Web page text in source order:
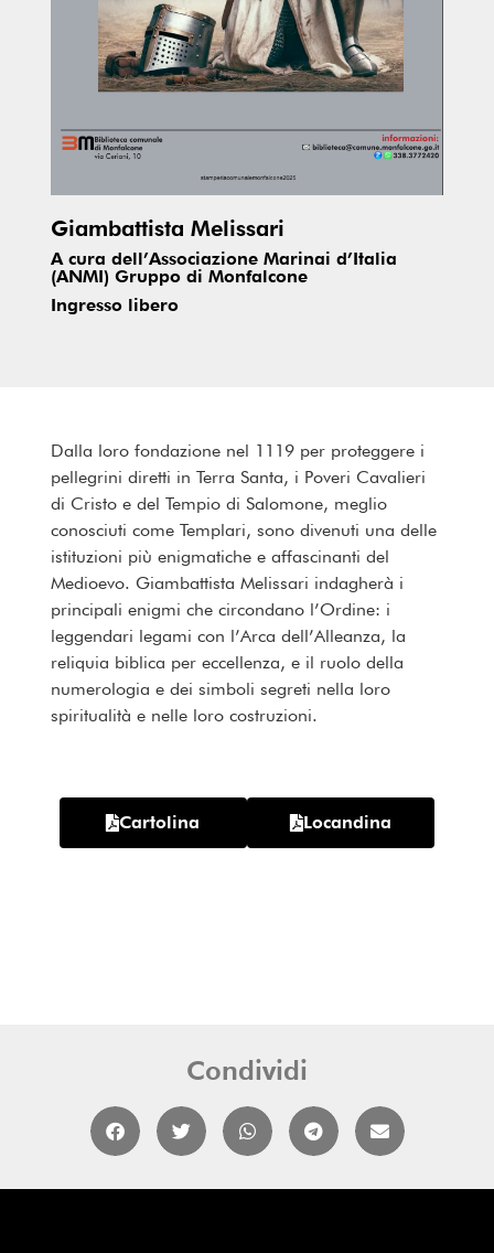
Giambattista Melissari
A cura dell’Associazione Marinai d’Italia
(ANMI) Gruppo di Monfalcone
Ingresso libero
Dalla loro fondazione nel 1119 per proteggere i
pellegrini diretti in Terra Santa, i Poveri Cavalieri
di Cristo e del Tempio di Salomone, meglio
conosciuti come Templari, sono divenuti una delle
istituzioni più enigmatiche e affascinanti del
Medioevo. Giambattista Melissari indagherà i
principali enigmi che circondano l’Ordine: i
leggendari legami con l’Arca dell’Alleanza, la
reliquia biblica per eccellenza, e il ruolo della
numerologia e dei simboli segreti nella loro
spiritualità e nelle loro costruzioni.
Cartolina Locandina
Condividi